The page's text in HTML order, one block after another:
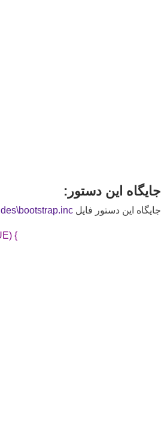
جايگاه اين دستور:
جايگاه اين دستور فايل
{